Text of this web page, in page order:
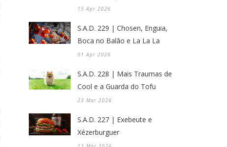
15 Apr 2026
S.A.D. 229 | Chosen, Enguia,
Boca no Balão e La La La
01 Apr 2026
S.A.D. 228 | Mais Traumas de
Cool e a Guarda do Tofu
23 Mar 2026
S.A.D. 227 | Exebeute e
Xézerburguer